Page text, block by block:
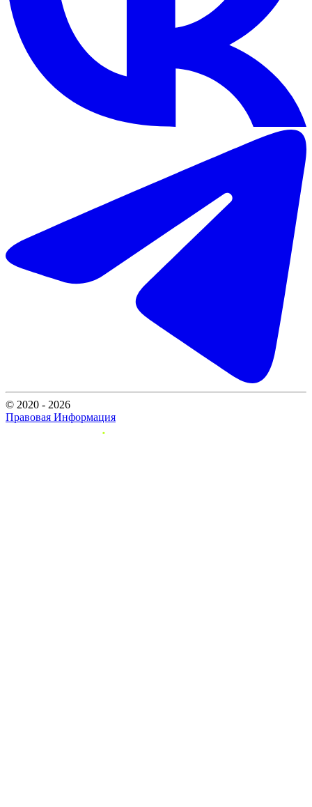
© 2020 - 2026
Правовая Информация